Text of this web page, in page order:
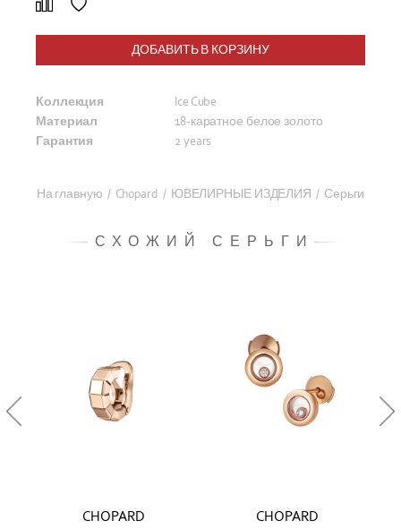
ДОБАВИТЬ В КОРЗИНУ
Коллекция
Ice Cube
Материал
18-каратное белое золото
Гарантия
2 years
На главную / Chopard / ЮВЕЛИРНЫЕ ИЗДЕЛИЯ / Серьги
СХОЖИЙ СЕРЬГИ
CHOPARD CHOPARD